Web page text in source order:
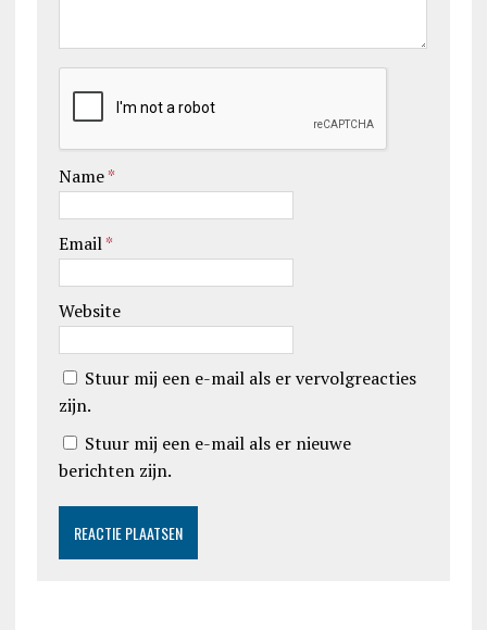
Name*
Email*
Website
Stuur mij een e-mail als er vervolgreacties
zijn.
Stuur mij een e-mail als er nieuwe
berichten zijn.